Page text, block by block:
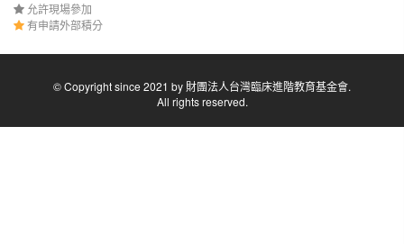
允許現場參加
有申請外部積分
© Copyright since 2021 by 財團法人台灣臨床進階教育基金會.
All rights reserved.